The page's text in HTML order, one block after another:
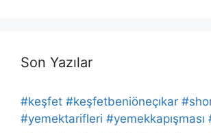
Son Yazılar
#keşfet #keşfetbeniöneçıkar
#yemektarifleri